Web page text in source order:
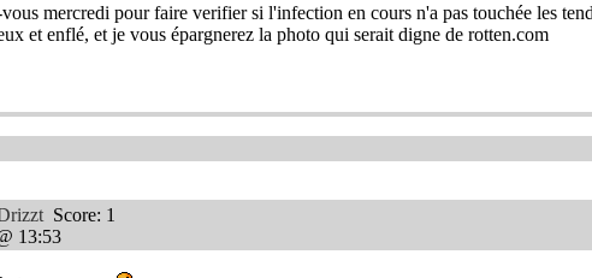
mercredi pour faire verifier si l'infection en cours n'a pas touchée les
et enflé, et je vous épargnerez la photo qui serait digne de rotten.com
Score: 1
13:53